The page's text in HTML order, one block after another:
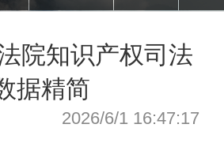
院知识产权司法
据精简
2026/6/1 16:47:17